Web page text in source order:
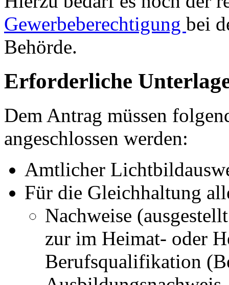
Gewerbeberechtigung bei
Behörde.
Erforderliche
Dem Antrag müssen
angeschlossen werden:
Amtlicher
Für die Gleichhaltung
Nachweise
zur im Heimat- oder
Berufsqualifikation